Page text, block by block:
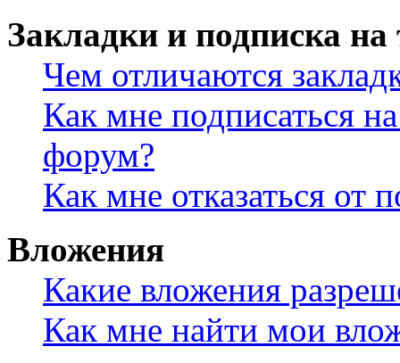
Закладки и подписка
Чем отличаются
Как мне подписаться
форум?
Как мне отказаться от
Вложения
Какие вложения
Как мне найти мои